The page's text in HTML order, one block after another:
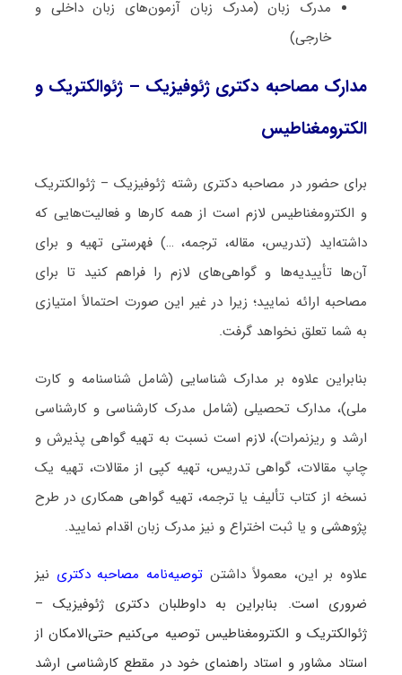
مدرک زبان (مدرک زبان آزمون‌های زبان داخلی و
خارجی)
مدارک مصاحبه دکتری ژئوفیزیک – ژئوالکتریک و
الکترومغناطیس
برای حضور در مصاحبه دکتری رشته ژئوفیزیک – ژئوالکتریک
و الکترومغناطیس لازم است از همه کارها و فعالیت‌هایی که
داشته‌اید (تدریس، مقاله، ترجمه، …) فهرستی تهیه و برای
آن‌ها تأییدیه‌ها و گواهی‌های لازم را فراهم کنید تا برای
مصاحبه ارائه نمایید؛ زیرا در غیر این صورت احتمالاً امتیازی
به شما تعلق نخواهد گرفت.
بنابراین علاوه بر مدارک شناسایی (شامل شناسنامه و کارت
ملی)، مدارک تحصیلی (شامل مدرک کارشناسی و کارشناسی
ارشد و ریزنمرات)، لازم است نسبت به تهیه گواهی پذیرش و
چاپ مقالات، گواهی تدریس، تهیه کپی از مقالات، تهیه یک
نسخه از کتاب تألیف یا ترجمه، تهیه گواهی همکاری در طرح
پژوهشی و یا ثبت اختراع و نیز مدرک زبان اقدام نمایید.
علاوه بر این، معمولاً داشتنتوصیه‌نامه مصاحبه دکتری نیز
ضروری است. بنابراین به داوطلبان دکتری ژئوفیزیک –
ژئوالکتریک و الکترومغناطیس توصیه می‌کنیم حتی‌الامکان از
استاد مشاور و استاد راهنمای خود در مقطع کارشناسی ارشد